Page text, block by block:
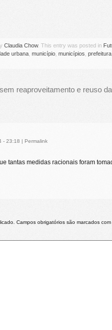
Claudia Chow. This entry was posted in
urbana município municípios prefeitura
reaproveitamento e reuso
- 23:18 | Permalink
tantas medidas racionais foram
Campos obrigatórios são marcados com